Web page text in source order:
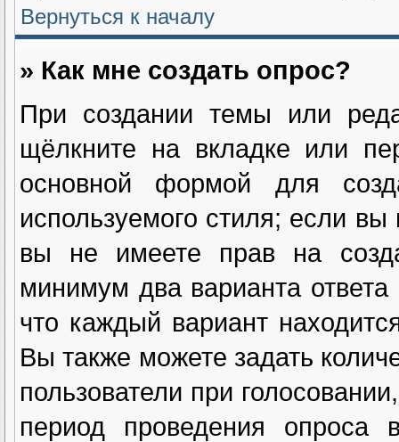
Вернуться к началу
» Как мне создать опрос?
При создании темы или
щёлкните на вкладке или
основной формой для
используемого стиля; если
вы не имеете прав на
минимум два варианта
что каждый вариант
Вы также можете задать
пользователи при
период проведения опроса